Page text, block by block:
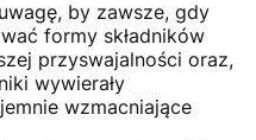
by zawsze, gdy
formy składników
przyswajalności oraz,
wywierały
wzmacniające